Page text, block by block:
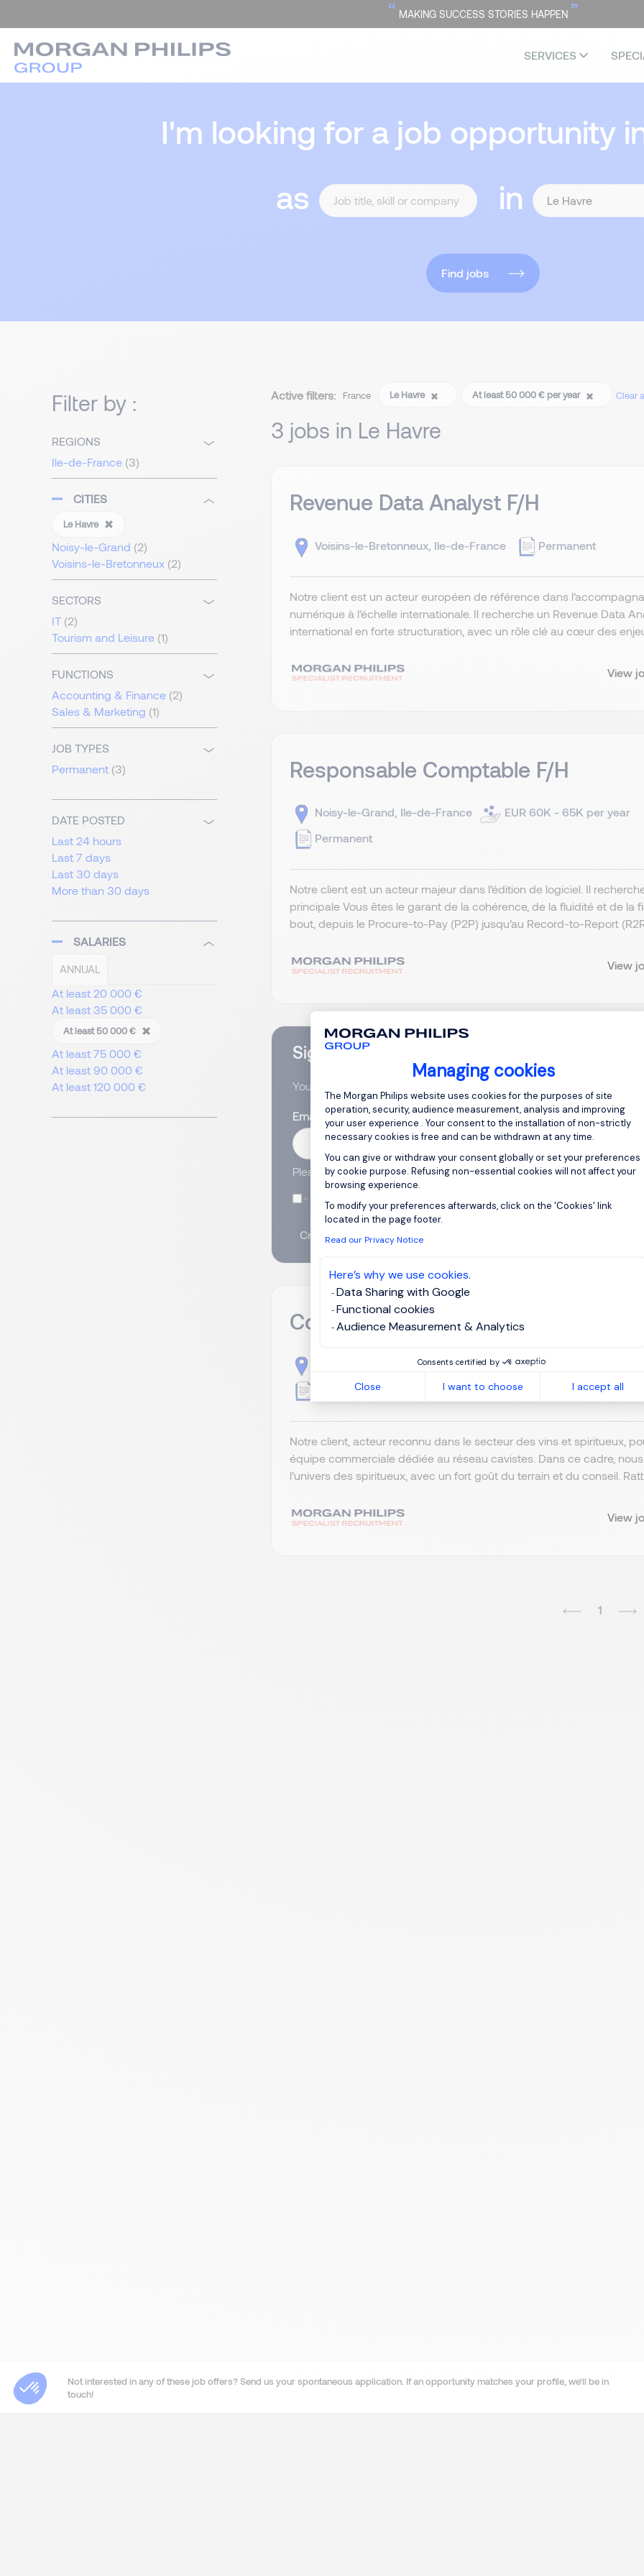
Managing cookies
Consent Management Platform:
The Morgan Philips website uses cookies for the purposes of site
operation, security, audience measurement, analysis and improving
your user experience . Your consent to the installation of non-strictly
necessary cookies is free and can be withdrawn at any time.
You can give or withdraw your consent globally or set your preferences
by cookie purpose. Refusing non-essential cookies will not affect your
browsing experience.
To modify your preferences afterwards, click on the 'Cookies' link
located in the page footer.
Read our Privacy Notice
Here’s why we use cookies.
Data Sharing with Google
Functional cookies
Audience Measurement & Analytics
Consents certified by
Close I want to choose I accept all
Axeptio consent
“ MAKING SUCCESS STORIES HAPPEN ”
SERVICES
I'm looking for a job opportunity
as
in
Find jobs
Filter by :
REGIONS
Ile-de-France (3)
CITIES
Le Havre
Noisy-le-Grand (2)
Voisins-le-Bretonneux (2)
SECTORS
IT (2)
Tourism and Leisure (1)
FUNCTIONS
Accounting & Finance (2)
Sales & Marketing (1)
JOB TYPES
Permanent (3)
DATE POSTED
Last 24 hours
Last 7 days
Last 30 days
More than 30 days
SALARIES
ANNUAL
At least 20 000 €
At least 35 000 €
At least 50 000 €
At least 75 000 €
At least 90 000 €
At least 120 000 €
Active filters: France Le Havre At least 50 000 € per year Clear
3 jobs in Le Havre
Revenue Data Analyst F/H
Voisins-le-Bretonneux, Ile-de-France Permanent
Notre client est un acteur européen de référence dans
numérique à l’échelle internationale. Il recherche un Revenue Data
international en forte structuration, avec un rôle clé au cœur des
View
Responsable Comptable F/H
Noisy-le-Grand, Ile-de-France
EUR 60K - 65K per year
Permanent
Notre client est un acteur majeur dans l’édition de logiciel. Il
principale Vous êtes le garant de la cohérence, de la fluidité et de
bout, depuis le Procure-to-Pay (P2P) jusqu’au Record-to-Report
View
Sign up for job alerts
You will receive job alerts for: France, Le Havre
Email
Please enter your email address.
Create job alert
Commercial cavistes Spiritueux-
Homebased / remote working
EUR 43K - 50K per year
Permanent
Notre client, acteur reconnu dans le secteur des vins et spiritueux,
équipe commerciale dédiée au réseau cavistes. Dans ce cadre,
l’univers des spiritueux, avec un fort goût du terrain et du conseil.
View
1
Not interested in any of these job offers? Send us your spontaneous application. If an opportunity matches your profile, we'll be in
touch!